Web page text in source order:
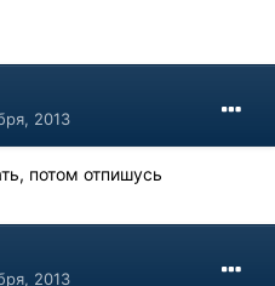
2013
потом отпишусь
2013